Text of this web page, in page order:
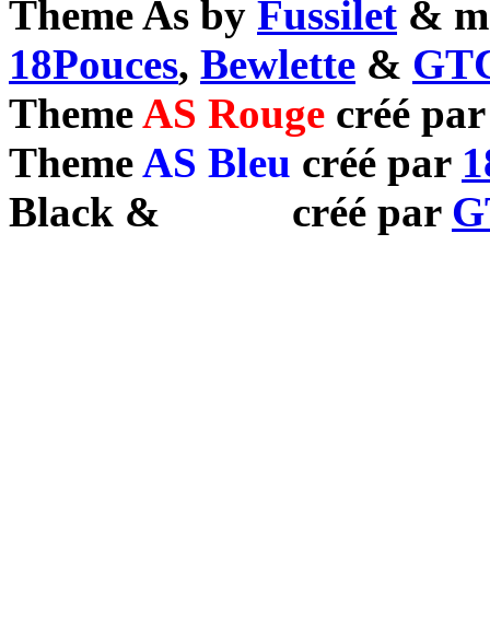
Theme As by Fussilet &
18Pouces, Bewlette &
ThemeAS Rouge créé
ThemeAS Bleu créé par
Black & créé par